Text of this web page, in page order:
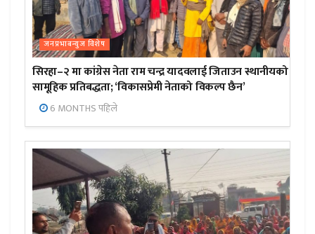
जनप्रभाबन्युज विशेष
सिरहा–२ मा कांग्रेस नेता राम चन्द्र यादवलाई जिताउन स्थानीयको
सामूहिक प्रतिबद्धता; ‘विकासप्रेमी नेताको विकल्प छैन’
6 MONTHS पहिले